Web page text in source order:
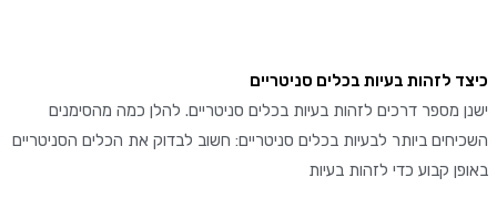
לזהות בעיות בכלים סניטריים
מספר דרכים לזהות בעיות בכלים סניטריים. להלן כמה מהסימנים
ביותר לבעיות בכלים סניטריים: חשוב לבדוק את הכלים הסניטריים
קבוע כדי לזהות בעיות